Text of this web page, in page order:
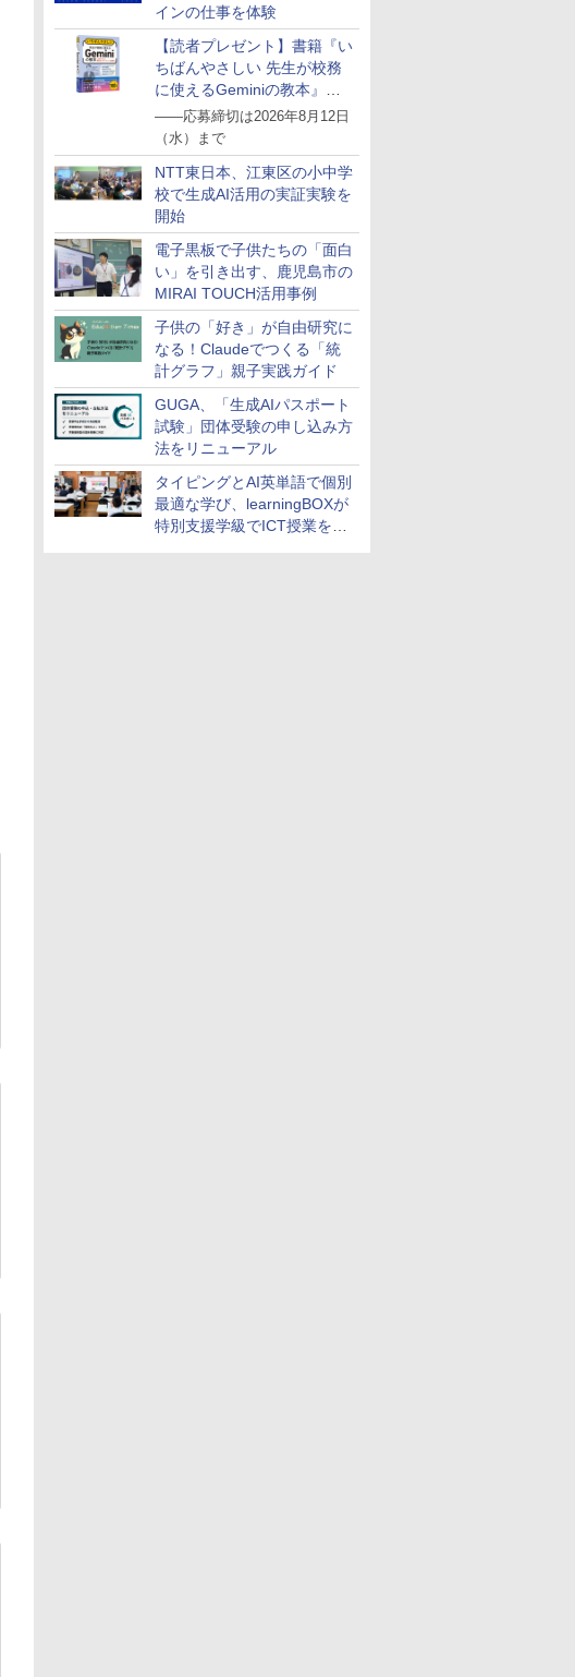
インの仕事を体験
【読者プレゼント】書籍『い
ちばんやさしい 先生が校務
に使えるGeminiの教本』を
抽選で5名様にプレゼント
――応募締切は2026年8月12日
（水）まで
NTT東日本、江東区の小中学
校で生成AI活用の実証実験を
開始
電子黒板で子供たちの「面白
い」を引き出す、鹿児島市の
MIRAI TOUCH活用事例
子供の「好き」が自由研究に
なる！Claudeでつくる「統
計グラフ」親子実践ガイド
GUGA、「生成AIパスポート
試験」団体受験の申し込み方
法をリニューアル
タイピングとAI英単語で個別
最適な学び、learningBOXが
特別支援学級でICT授業を実